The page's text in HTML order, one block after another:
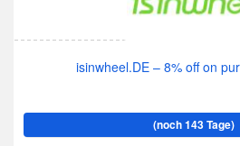
isinwheel.DE – 8% off on
(noch 143 Tage)